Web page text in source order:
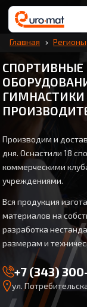
Главная Регионы
ГИМНАСТИКИ
Производим и
дня. Оснастили 18
коммерческими
учреждениями.
Вся продукция
материалов на
разработка
размерам и
+7 (343)
ул.